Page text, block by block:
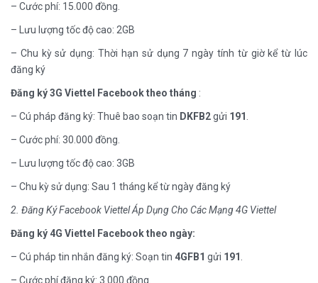
– Cước phí: 15.000 đồng.
– Lưu lượng tốc độ cao: 2GB
– Chu kỳ sử dụng: Thời hạn sử dụng 7 ngày tính từ giờ kể từ lúc
đăng ký
Đăng ký 3G Viettel Facebook theo tháng :
– Cú pháp đăng ký: Thuê bao soạn tin DKFB2gửi 191
– Cước phí: 30.000 đồng.
– Lưu lượng tốc độ cao: 3GB
– Chu kỳ sử dụng: Sau 1 tháng kể từ ngày đăng ký
2. Đăng Ký Facebook Viettel Áp Dụng Cho Các Mạng 4G Viettel
Đăng ký 4G Viettel Facebook theo ngày:
– Cú pháp tin nhắn đăng ký: Soạn tin 4GFB1 gửi 191
– Cước phí đăng ký: 3.000 đồng.